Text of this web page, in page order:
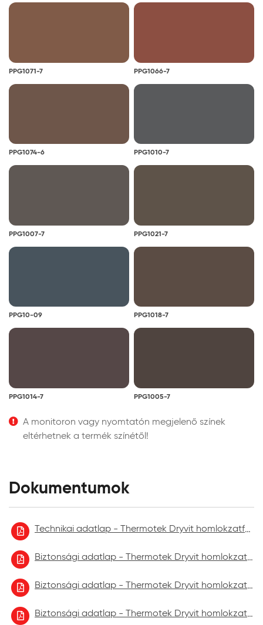
PPG1071-7 PPG1066-7
PPG1074-6 PPG1010-7
PPG1007-7 PPG1021-7
PPG10-09 PPG1018-7
PPG1014-7 PPG1005-7
A monitoron vagy nyomtatón megjelenő színek
eltérhetnek a termék színétől!
Dokumentumok
Technikai adatlap - Thermotek Dryvit homlokzatfelújító festék
Biztonsági adatlap - Thermotek Dryvit homlokzatfelújító festék 2021.09.
Biztonsági adatlap - Thermotek Dryvit homlokzatfelújító festék 2022.10
Biztonsági adatlap - Thermotek Dryvit homlokzatfelújító festék 2023.06.